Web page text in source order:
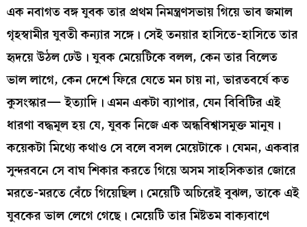
এক নবাগত বঙ্গ যুবক তার প্রথম নিমন্ত্রণসভায় গিয়ে ভাব জমাল
গৃহস্বামীর যুবতী কন্যার সঙ্গে। সেই তনয়ার হাসিতে-হাসিতে তার
হৃদয়ে উঠল ঢেউ। যুবক মেয়েটিকে বলল, কেন তার বিলেত
ভাল লাগে, কেন দেশে ফিরে যেতে মন চায় না, ভারতবর্ষে কত
কুসংস্কার— ইত্যাদি। এমন একটা ব্যাপার, যেন বিবিটির এই
ধারণা বদ্ধমূল হয় যে, যুবক নিজে এক অন্ধবিশ্বাসমুক্ত মানুষ।
কয়েকটা মিথ্যে কথাও সে বলে বসল মেয়েটাকে। যেমন, একবার
সুন্দরবনে সে বাঘ শিকার করতে গিয়ে অসম সাহসিকতার জোরে
মরতে-মরতে বেঁচে গিয়েছিল। মেয়েটি অচিরেই বুঝল, তাকে এই
যুবকের ভাল লেগে গেছে। মেয়েটি তার মিষ্টতম বাক্যবাণে